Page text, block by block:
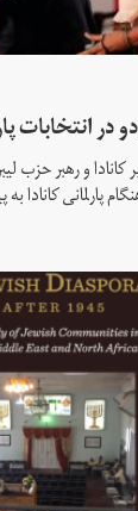
انتخابات
و رهبر حزب
پارلمانی